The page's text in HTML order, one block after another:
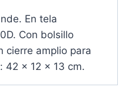
En tela
Con bolsillo
cierre amplio para
42 x 12 x 13 cm.